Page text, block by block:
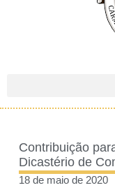
Contribuição
Dicastério de
18 de maio de 2020